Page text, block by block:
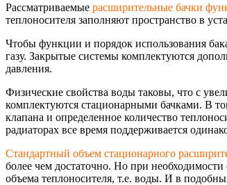
Рассматриваемые расширительные бачки
теплоносителя заполняют пространство в
Чтобы функции и порядок использования
газу. Закрытые системы комплектуются
давления.
Физические свойства воды таковы, что с
комплектуются стационарными бачками. В
клапана и определенное количество
радиаторах все время поддерживается
Стандартный объем стационарного
более чем достаточно. Но при
объема теплоносителя, т.е. воды. И в